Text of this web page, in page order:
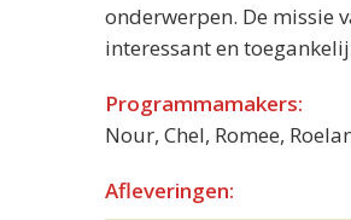
onderwerpen. De missie
interessant en
Programmamakers:
Nour, Chel, Romee,
Afleveringen: